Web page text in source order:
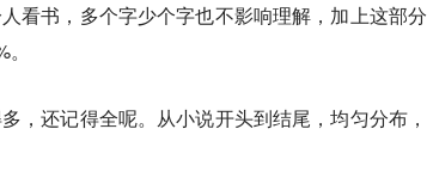
看书，多个字少个字也不影响理解，加上这部分
，还记得全呢。从小说开头到结尾，均匀分布，